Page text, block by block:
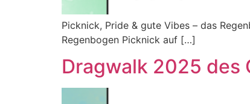
Picknick, Pride & gute Vibes – das
Regenbogen Picknick auf […]
Dragwalk 2025 des